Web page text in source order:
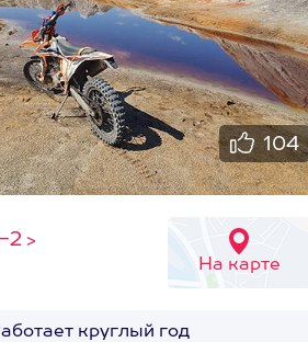
104
2 >
На карте
круглый год